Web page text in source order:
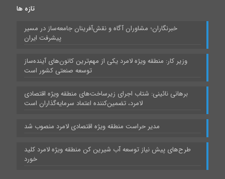
تازه ها
خبرنگاران؛ مشاوران آگاه و نقش‌آفرینان جامعه‌ساز در مسیر
پیشرفت ایران
وزیر کار: منطقه ویژه لامرد یکی از مهم‌ترین کانون‌های آینده‌ساز
توسعه صنعتی کشور است
برهانی نائینی: شتاب اجرای زیرساخت‌های منطقه ویژه اقتصادی
لامرد، تضمین‌کننده اعتماد سرمایه‌گذاران است
مدیر حراست منطقه ویژه اقتصادی لامرد منصوب شد
طرح‌های پیش نیاز توسعه آب شیرین کن منطقه ویژه لامرد کلید
خورد